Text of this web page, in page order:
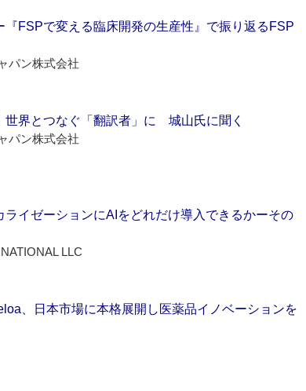
『FSPで変える臨床開発の生産性』で振り返るFSP
パン株式会社
世界とつなぐ「翻訳者」に 城山氏に聞く
パン株式会社
ライゼーションにAIをどれだけ導入できるかーその
LLC
、日本市場に本格展開し医薬品イノベーションを